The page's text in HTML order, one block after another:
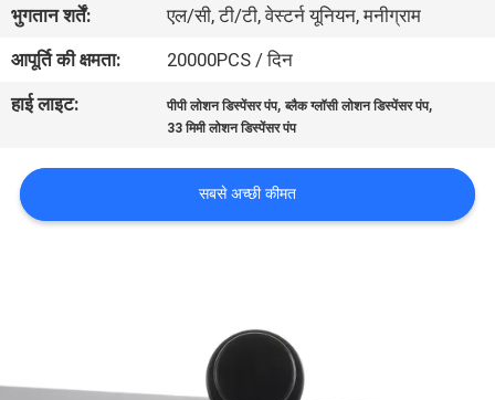
संपर्क
करें
मामलों
भुगतान शर्तें:
एल/सी, टी/टी, वेस्टर्न यूनियन, मनीग्राम
आपूर्ति की क्षमता:
20000PCS / दिन
हाई लाइट:
पीपी लोशन डिस्पेंसर पंप,ब्लैक ग्लॉसी लोशन डिस्पेंसर पंप,
33 मिमी लोशन डिस्पेंसर पंप
सबसे अच्छी कीमत